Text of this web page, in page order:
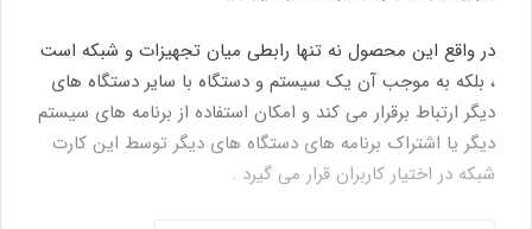
در واقع این محصول نه تنها رابطی میان تجهیزات و شبکه است
، بلکه به موجب آن یک سیستم و دستگاه با سایر دستگاه های
دیگر ارتباط برقرار می کند و امکان استفاده از برنامه های سیستم
دیگر یا اشتراک برنامه های دستگاه های دیگر توسط این کارت
شبکه در اختیار کاربران قرار می گیرد .